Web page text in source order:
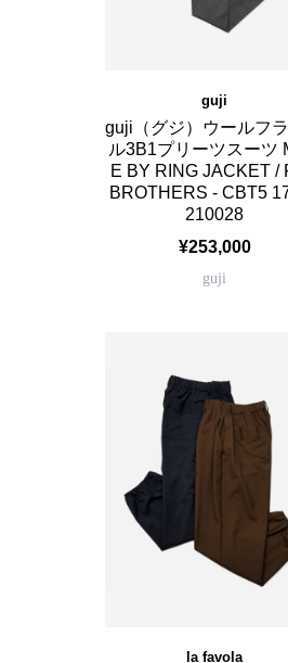
guji
guji（グジ）ウールフ
ル3B1プリーツスーツ
E BY RING JACKET /
BROTHERS - CBT5
210028
¥253,000
guji
la favola